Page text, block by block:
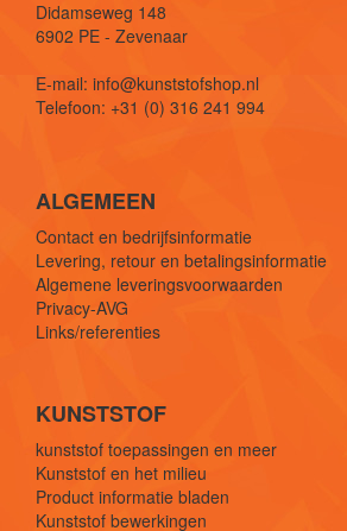
Didamseweg 148
6902 PE - Zevenaar
E-mail: info@kunststofshop.nl
Telefoon: +31 (0) 316 241 994
ALGEMEEN
Contact en bedrijfsinformatie
Levering, retour en betalingsinformatie
Algemene leveringsvoorwaarden
Privacy-AVG
Links/referenties
KUNSTSTOF
kunststof toepassingen en meer
Kunststof en het milieu
Product informatie bladen
Kunststof bewerkingen